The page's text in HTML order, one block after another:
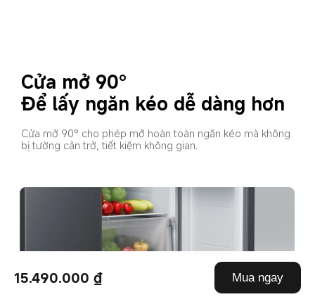
15.490.000 ₫ Mua ngay
Cửa mở 90°
Để lấy ngăn kéo dễ dàng hơn
Cửa mở 90° cho phép mở hoàn toàn ngăn kéo mà không
bị tường cản trở, tiết kiệm không gian.